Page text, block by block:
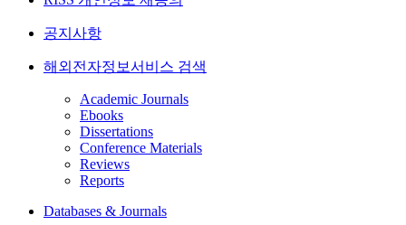
공지사항
해외전자정보서비스 검색
Academic Journals
Ebooks
Dissertations
Conference Materials
Reviews
Reports
Databases & Journals